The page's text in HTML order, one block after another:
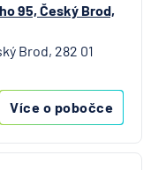
95, Český Brod,
Brod, 282 01
Více o pobočce